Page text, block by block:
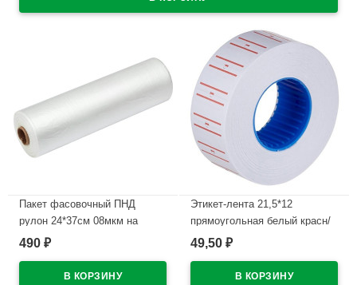
Пакет фасовочный ПНД
рулон 24*37см 08мкм на
втулке
490 ₽
Этикет-лента 21,5*12
прямоугольная белый красн/
полоса 800этикеток арт.30-
49,50 ₽